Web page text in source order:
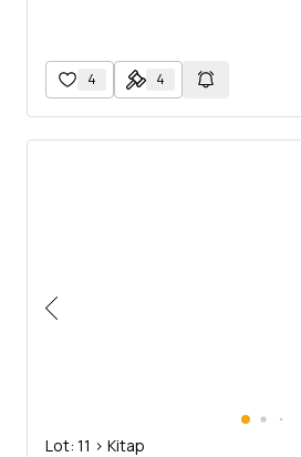
4 4
Lot: 11 > Kitap